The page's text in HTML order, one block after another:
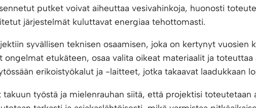
putket voivat aiheuttaa vesivahinkoja, huonosti
järjestelmät kuluttavat energiaa tehottomasti.
syvällisen teknisen osaamisen, joka on kertynyt vuosien
etukäteen, osaa valita oikeat materiaalit ja toteuttaa
erikoistyökalut ja -laitteet, jotka takaavat laadukkaan
työstä ja mielenrauhan siitä, että projektisi toteutetaan